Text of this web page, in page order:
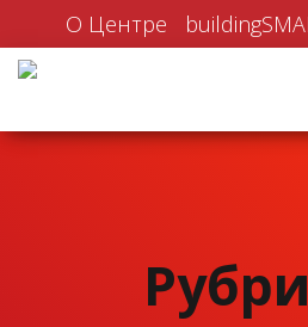
О Центре